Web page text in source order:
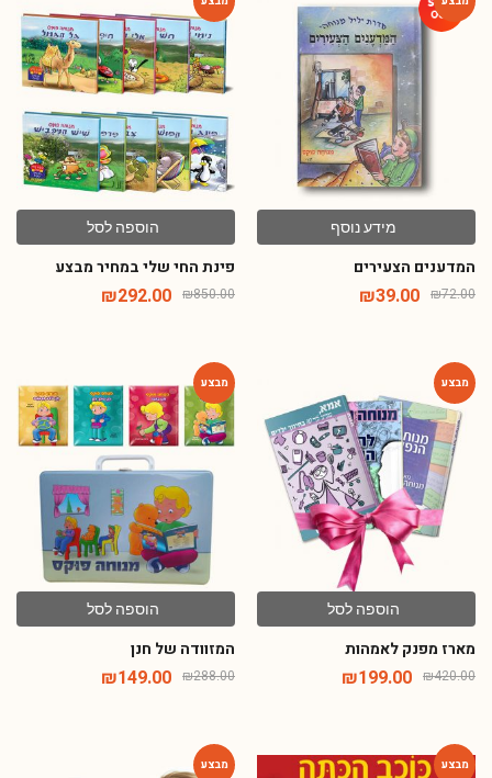
מידע נוסף
המדענים הצעירים
₪72.00
₪39.00
-66%
הוספה לסל
פינת החי שלי במחיר מבצע
₪850.00
₪292.00
הוספה לסל
מארז מפנק לאמהות
₪420.00
₪199.00
-48%
הוספה לסל
המזוודה של חנן
₪288.00
₪149.00